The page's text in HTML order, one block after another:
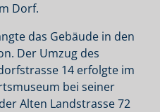
Dorf.
das Gebäude in den
Der Umzug des
14 erfolgte im
bei seiner
Alten Landstrasse 72